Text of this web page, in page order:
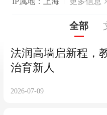
全部
法润高墙启新程，
治育新人
2026-07-09